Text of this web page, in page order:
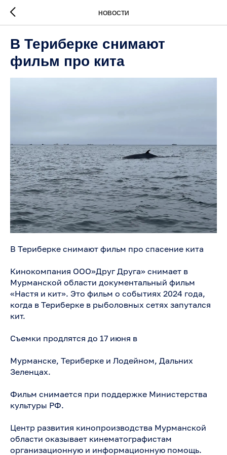
НОВОСТИ
В Териберке снимают
фильм про кита
В Териберке снимают фильм про спасение кита
Кинокомпания ООО»Друг Друга» снимает в
Мурманской области документальный фильм
«Настя и кит». Это фильм о событиях 2024 года,
когда в Териберке в рыболовных сетях запутался
кит.
Съемки продлятся до 17 июня в
Мурманске, Териберке и Лодейном, Дальних
Зеленцах.
Фильм снимается при поддержке Министерства
культуры РФ.
Центр развития кинопроизводства Мурманской
области оказывает кинематографистам
организационную и информационную помощь.